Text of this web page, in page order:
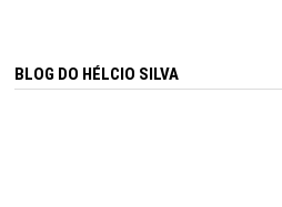
BLOG DO HÉLCIO SILVA